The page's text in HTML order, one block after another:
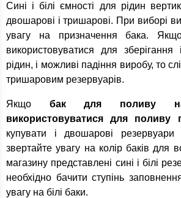
Сині і білі ємності для рідин
двошарові і тришарові. При виборі
увагу на призначення бака.
використовуватися для зберігання
рідин, і можливі падіння виробу, то
тришаровим резервуарів.
Якщо бак для поливу
використовуватися для поливу
купувати і двошарові
звертайте увагу на колір баків для
магазину представлені сині і білі
необхідно бачити ступінь
увагу на білі баки.